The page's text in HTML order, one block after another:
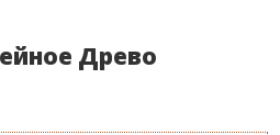
Древо